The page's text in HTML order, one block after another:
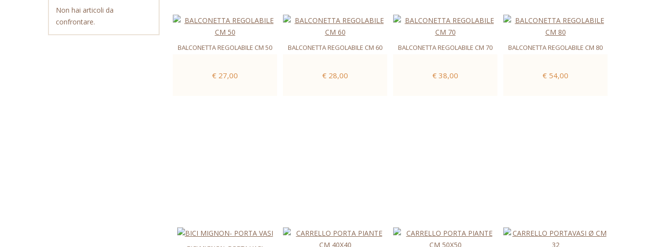
BALCONETTA REGOLABILE CM 50
€ 27,00
BALCONETTA REGOLABILE CM 60
€ 28,00
BALCONETTA REGOLABILE CM 70
€ 38,00
BALCONETTA REGOLABILE CM 80
€ 54,00
Non hai articoli da
confrontare.